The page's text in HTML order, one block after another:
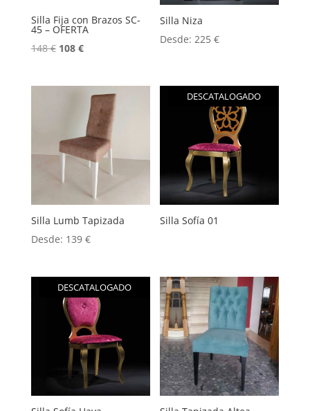
Silla Fija con Brazos SC-
45 – OFERTA
148€ 108 €
Silla Niza
Desde: 225€
Silla Lumb Tapizada
Desde: 139 €
DESCATALOGADO
Silla Sofía 01
DESCATALOGADO